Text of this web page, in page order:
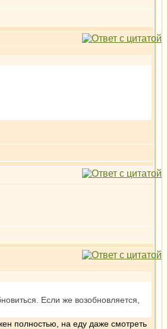
Если же возобновляется,
полностью, на еду даже смотреть